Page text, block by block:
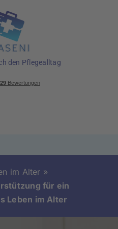
den Pflegealltag
im Alter »
für ein
Leben im Alter